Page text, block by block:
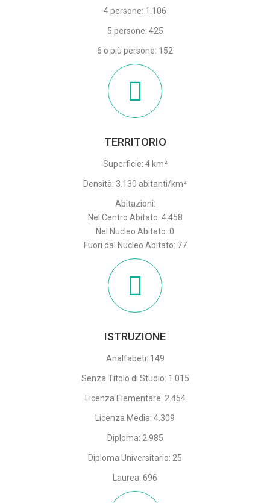
4 persone: 1.106
5 persone: 425
6 o più persone: 152
TERRITORIO
Superficie: 4 km²
Densità: 3.130 abitanti/km²
Abitazioni:
Nel Centro Abitato: 4.458
Nel Nucleo Abitato: 0
Fuori dal Nucleo Abitato: 77
ISTRUZIONE
Analfabeti: 149
Senza Titolo di Studio: 1.015
Licenza Elementare: 2.454
Licenza Media: 4.309
Diploma: 2.985
Diploma Universitario: 25
Laurea: 696